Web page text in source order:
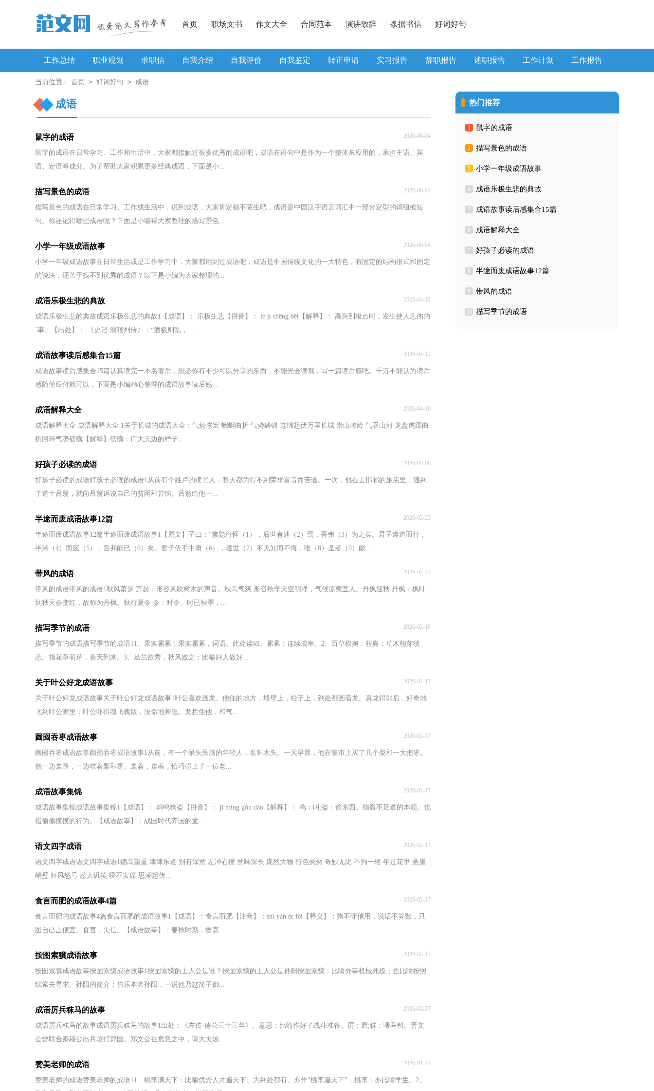
首页 职场文书 作文大全 合同范本 演讲致辞 条据书信 好词好句
工作总结 职业规划 求职信 自我介绍 自我评价 自我鉴定 转正申请 实习报告 辞职报告 述职报告 工作计划 工作报告
工作方案
当前位置： 首页 > 好词好句 > 成语
成语
鼠字的成语 2026-06-04
鼠字的成语在日常学习、工作和生活中，大家都接触过很多优秀的成语吧，成语在语句中是作为一个整体来应用的，承担主语、宾
语、定语等成分。为了帮助大家积累更多经典成语，下面是小...
描写景色的成语 2026-06-04
描写景色的成语在日常学习、工作或生活中，说到成语，大家肯定都不陌生吧，成语是中国汉字语言词汇中一部分定型的词组或短
句。你还记得哪些成语呢？下面是小编帮大家整理的描写景色...
小学一年级成语故事 2026-06-04
小学一年级成语故事在日常生活或是工作学习中，大家都用到过成语吧，成语是中国传统文化的一大特色，有固定的结构形式和固定
的说法，还苦于找不到优秀的成语？以下是小编为大家整理的...
成语乐极生悲的典故 2026-04-12
成语乐极生悲的典故成语乐极生悲的典故1【成语】： 乐极生悲【拼音】： lè jí shēng bēi【解释】： 高兴到极点时，发生使人悲伤的
`事。【出处】： 《史记·滑稽列传》：“酒极则乱，...
成语故事读后感集合15篇 2026-04-12
成语故事读后感集合15篇认真读完一本名著后，想必你有不少可以分享的东西，不能光会读哦，写一篇读后感吧。千万不能认为读后
感随便应付就可以，下面是小编精心整理的成语故事读后感...
成语解释大全 2026-04-10
成语解释大全 成语解释大全 1关于长城的成语大全：气势恢宏 蜿蜒曲折 气势磅礴 连绵起伏万里长城 崇山峻岭 气吞山河 龙盘虎踞曲
折回环气势磅礴【解释】磅礴：广大无边的样子。...
好孩子必读的成语 2026-03-08
好孩子必读的成语好孩子必读的成语1从前有个姓卢的读书人，整天都为得不到荣华富贵而苦恼。一次，他在去邯郸的旅店里，遇到
了道士吕翁，就向吕翁诉说自己的贫困和苦恼。吕翁给他一...
半途而废成语故事12篇 2026-02-23
半途而废成语故事12篇半途而废成语故事1【原文】子曰：“素隐行怪（1），后世有述（2）焉，吾弗（3）为之矣。君子遵道而行，
半涂（4）而废（5），吾弗能已（6）矣。君子依乎中庸（6），遯世（7）不见知而不悔，唯（8）圣者（9）能...
带风的成语 2026-02-23
带风的成语带风的成语1秋风萧瑟 萧瑟：形容风吹树木的声音。秋高气爽 形容秋季天空明净，气候凉爽宜人。丹枫迎秋 丹枫：枫叶
到秋天会变红，故称为丹枫。秋行夏令 令：时令。时已秋季，...
描写季节的成语 2026-02-18
描写季节的成语描写季节的成语11、果实累累：果实累累，词语。此处读léi。累累：连续成串。2、百草权舆：权舆：草木萌芽状
态。指花草萌芽，春天到来。3、丛兰欲秀，秋风败之：比喻好人做好...
关于叶公好龙成语故事 2026-02-17
关于叶公好龙成语故事关于叶公好龙成语故事1叶公喜欢画龙。他住的地方，墙壁上，柱子上，到处都画着龙。真龙得知后，好奇地
飞到叶公家里，叶公吓得魂飞魄散，没命地奔逃。龙拦住他，和气...
囫囵吞枣成语故事 2026-02-17
囫囵吞枣成语故事囫囵吞枣成语故事1从前，有一个呆头呆脑的年轻人，名叫木头。一天早晨，他在集市上买了几个梨和一大把枣。
他一边走路，一边吃着梨和枣。走着，走着，恰巧碰上了一位老...
成语故事集锦 2026-02-17
成语故事集锦成语故事集锦1【成语】： 鸡鸣狗盗【拼音】： jī míng gǒu dào【解释】： 鸣：叫;盗：偷东西。指微不足道的本领。也
指偷偷摸摸的行为。【成语故事】：战国时代齐国的孟...
语文四字成语 2026-02-17
语文四字成语语文四字成语1德高望重 津津乐道 别有深意 左冲右撞 意味深长 庞然大物 行色匆匆 奇妙无比 不拘一格 年过花甲 悬崖
峭壁 狂风怒号 惹人讥笑 寝不安席 思潮起伏...
食言而肥的成语故事4篇 2026-02-17
食言而肥的成语故事4篇食言而肥的成语故事1【成语】：食言而肥【注音】：shí yán ér féi【释义】：指不守信用，说话不算数，只
图自己占便宜。食言，失信。【成语故事】：春秋时期，鲁哀...
按图索骥成语故事 2026-02-17
按图索骥成语故事按图索骥成语故事1按图索骥的主人公是谁？按图索骥的主人公是孙阳按图索骥：比喻办事机械死板；也比喻按照
线索去寻求。孙阳的简介：伯乐本名孙阳，一说他乃赵简子御...
成语厉兵秣马的故事 2026-02-17
成语厉兵秣马的故事成语厉兵秣马的故事1出处：《左传·僖公三十三年》。意思：比喻作好了战斗准备。厉：磨;秣：喂马料。晋文
公曾联合秦穆公出兵攻打郑国。郑文公在危急之中，请大夫烛...
赞美老师的成语 2026-01-23
赞美老师的成语赞美老师的成语11、桃李满天下：比喻优秀人才遍天下。为到处都有。亦作“桃李遍天下”，桃李：亦比喻学生。2、
热门推荐
1 鼠字的成语
2 描写景色的成语
3 小学一年级成语故事
4 成语乐极生悲的典故
5 成语故事读后感集合15篇
6 成语解释大全
7 好孩子必读的成语
8 半途而废成语故事12篇
9 带风的成语
10 描写季节的成语